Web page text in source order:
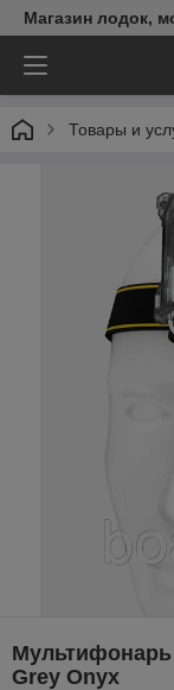
Магазин лодок,
Товары и
Grey Onyx